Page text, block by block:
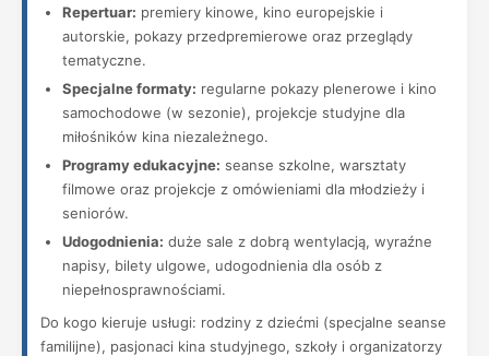
Repertuar: premiery kinowe, kino europejskie i
autorskie, pokazy przedpremierowe oraz przeglądy
tematyczne.
Specjalne formaty: regularne pokazy plenerowe i kino
samochodowe (w sezonie), projekcje studyjne dla
miłośników kina niezależnego.
Programy edukacyjne: seanse szkolne, warsztaty
filmowe oraz projekcje z omówieniami dla młodzieży i
seniorów.
Udogodnienia: duże sale z dobrą wentylacją, wyraźne
napisy, bilety ulgowe, udogodnienia dla osób z
niepełnosprawnościami.
Do kogo kieruje usługi: rodziny z dziećmi (specjalne seanse
familijne), pasjonaci kina studyjnego, szkoły i organizatorzy